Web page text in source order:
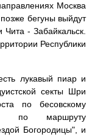
Москва
бегуны выйдут
- Забайкальск.
Республики
лукавый пиар и
секты Шри
по бесовскому
по маршруту
Богородицы", и